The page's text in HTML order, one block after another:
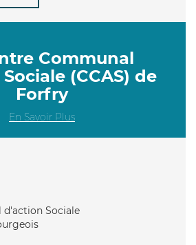
Communal
(CCAS) de
Forfry
En Savoir Plus
Sociale